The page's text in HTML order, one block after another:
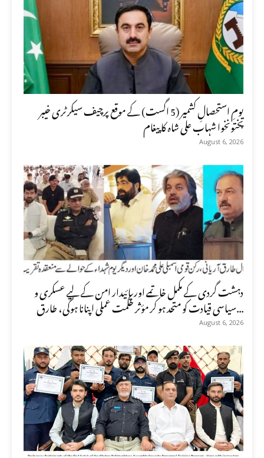
یومِ استحصالِ کشمیر (5 اگست) کے موقع پرچیف سیکرٹری خیبر
پختونخوا شہاب علی شاہ کا پیغام
August 6, 2026
دہشت گردی کے مکمل خاتمے اور پائیدار امن کے لیے عسکری و
سیاسی قیادت کو متحد ہو کر مؤثر حکمت عملی اپنانا ہوگی، طارق...
August 6, 2026